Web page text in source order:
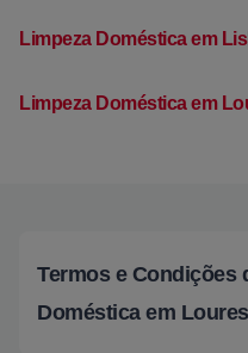
Limpeza Doméstica em
Limpeza Doméstica em
Termos e Condições
Doméstica em Loures